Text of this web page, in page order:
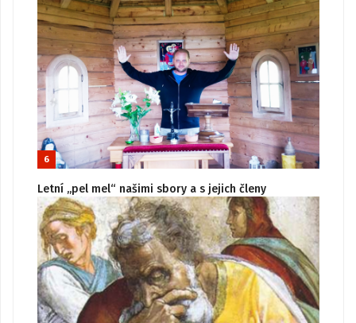
6
Letní „pel mel“ našimi sbory a s jejich členy